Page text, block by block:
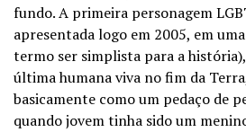
fundo. A primeira personagem
apresentada logo em 2005, em
termo ser simplista para a história),
última humana viva no fim da
basicamente como um pedaço de
quando jovem tinha sido um